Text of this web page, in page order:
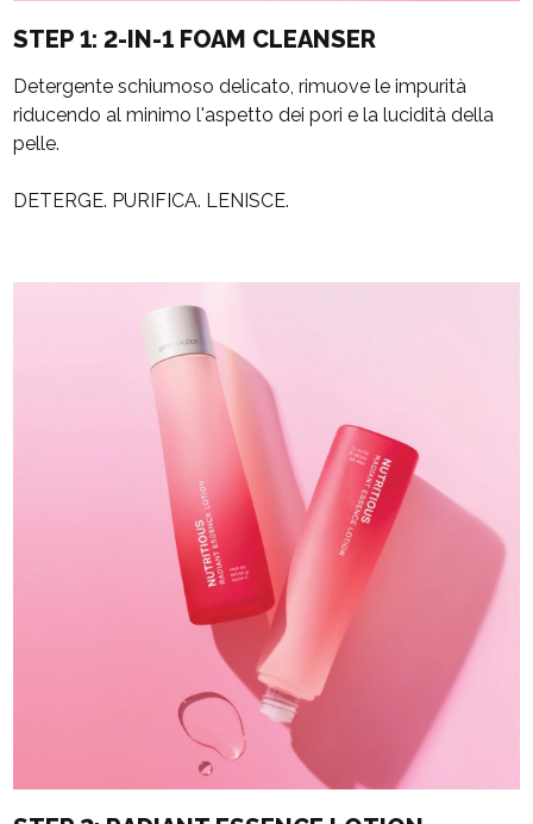
STEP 1: 2-IN-1 FOAM CLEANSER
Detergente schiumoso delicato, rimuove le impurità
riducendo al minimo l'aspetto dei pori e la lucidità della
pelle.
DETERGE. PURIFICA. LENISCE.